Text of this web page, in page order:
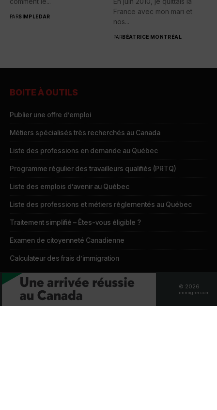
PARSIMPLEDAR
France avec mon mari et
nos...
PARBÉATRICE MONTRÉAL
BOITE À OUTILS
Publier une offre d’emploi
Métiers spécialisés très recherchés au Canada
Liste des professions en demande au Québec
Programme régulier des travailleurs qualifiés (PRTQ)
Liste des emplois d’avenir au Québec
Liste des professions et métiers réglementés au Québec
Traitement simplifié – Êtes-vous éligible ?
Examen de citoyenneté Canadienne
Calculateur des frais d’immigration
IMMIGRER.COM © 2026
immigrer.com